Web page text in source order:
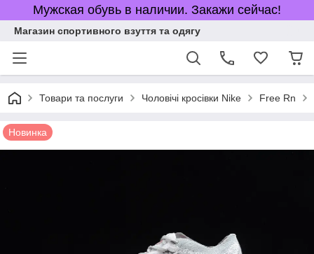
Мужская обувь в наличии. Закажи сейчас!
Магазин спортивного взуття та одягу
Товари та послуги Чоловічі кросівки Nike Free Rn
Новинка